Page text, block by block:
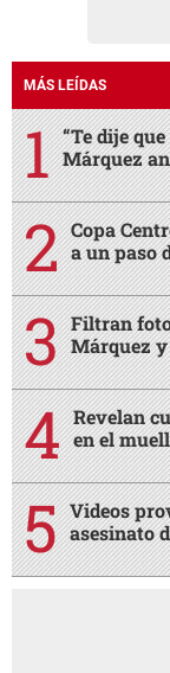
MÁS LEÍDAS
“Te dije
Márquez
Copa
a un paso
Filtran
Márquez y
Revelan
en el
Videos
asesinato